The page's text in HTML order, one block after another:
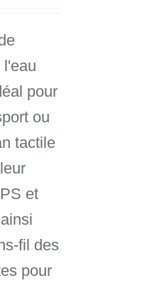
était :
2278,80€.
l'eau
pour
ou
tactile
et
fil des
pour